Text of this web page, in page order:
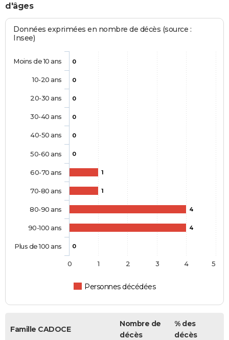
d'âges
Données exprimées en nombre de décès (source :
Insee)
0
0
0
0
0
0
1
1
4
4
0
Personnes décédées
Moins de 10 ans
10-20 ans
20-30 ans
30-40 ans
40-50 ans
50-60 ans
60-70 ans
70-80 ans
80-90 ans
90-100 ans
Plus de 100 ans
0 1 2 3 4 5
Famille CADOCE
Nombre de
décès
% des
décès